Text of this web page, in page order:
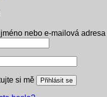
nebo e-mailová adresa
si mě Přihlásit se